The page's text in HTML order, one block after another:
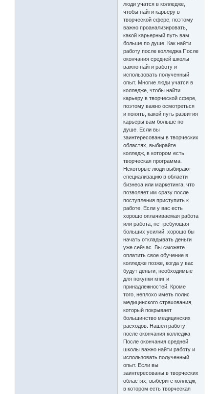
люди учатся в колледже,
чтобы найти карьеру в
творческой сфере, поэтому
важно проанализировать,
какой карьерный путь вам
больше по душе. Как найти
работу после колледжа После
окончания средней школы
важно найти работу и
использовать полученный
опыт. Многие люди учатся в
колледже, чтобы найти
карьеру в творческой сфере,
поэтому важно осмотреться
и понять, какой путь развития
карьеры вам больше по
душе. Если вы
заинтересованы в творческих
областях, выбирайте
колледж, в котором есть
творческая программа.
Некоторые люди выбирают
специализацию в области
бизнеса или маркетинга, что
позволяет им сразу после
поступления приступить к
работе. Если у вас есть
хорошо оплачиваемая работа
или работа, не требующая
больших усилий, хорошо бы
начать откладывать деньги
уже сейчас. Вы сможете
оплатить свое обучение в
колледже позже, когда у вас
будут деньги, необходимые
для покупки книг и
принадлежностей. Кроме
того, неплохо иметь полис
медицинского страхования,
который покрывает
большинство медицинских
расходов. Нашел работу
после окончания колледжа
После окончания средней
школы важно найти работу и
использовать полученный
опыт. Если вы
заинтересованы в творческих
областях, выберите колледж,
в котором есть творческая